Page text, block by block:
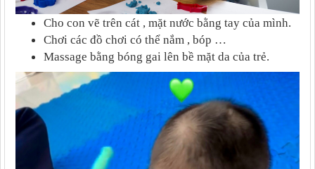
Cho con vẽ trên cát , mặt nước bằng tay của mình.
Chơi các đồ chơi có thể nắm , bóp …
Massage bằng bóng gai lên bề mặt da của trẻ.